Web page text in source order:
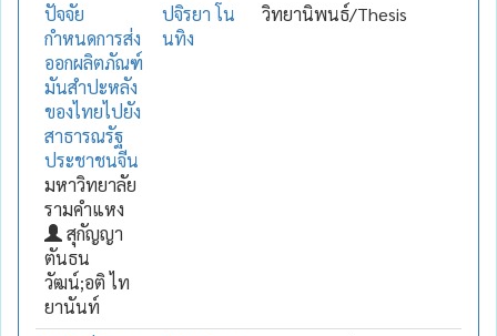
ปัจจัย
กำหนดการส่ง
ออกผลิตภัณฑ์
มันสำปะหลัง
ของไทยไปยัง
สาธารณรัฐ
ประชาชนจีน
มหาวิทยาลัย
รามคำแหง
สุกัญญา
ตันธน
วัฒน์;อติ ไท
ยานันท์
ปจิรยา โน
นทิง
วิทยานิพนธ์/Thesis